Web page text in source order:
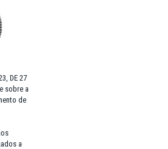
DE 27
sobre a
de
a